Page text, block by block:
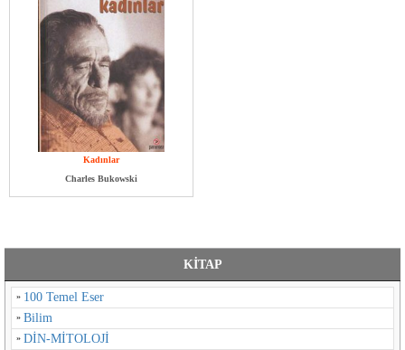
Kadınlar
Charles Bukowski
KİTAP
100 Temel Eser
Bilim
DİN-MİTOLOJİ